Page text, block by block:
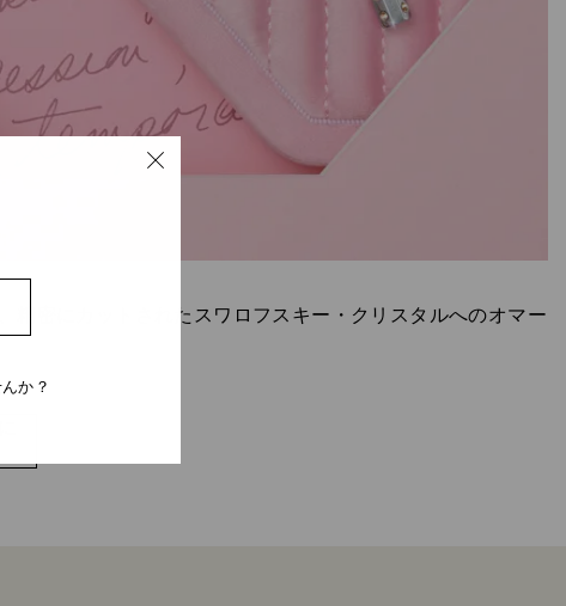
精密にカットされたスワロフスキー・クリスタルへのオマー
か？